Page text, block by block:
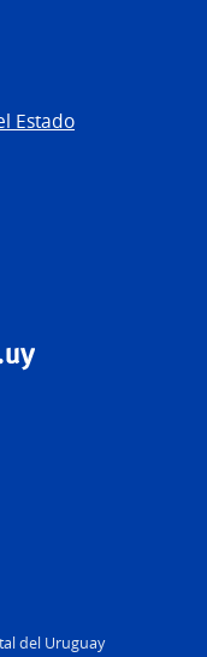
Estado
del Uruguay